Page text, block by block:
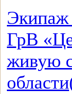
ГрВ
живую